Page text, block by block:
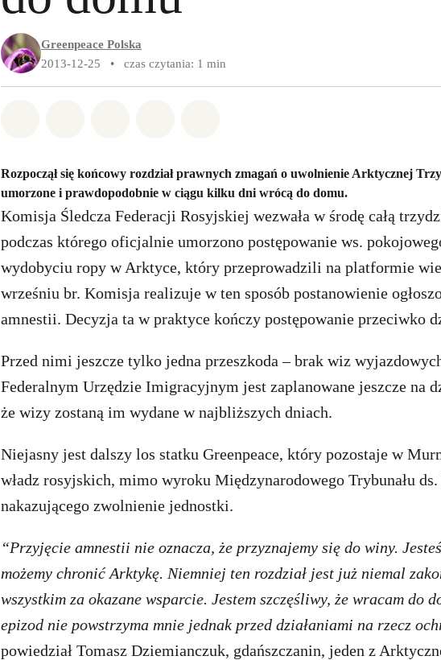
Greenpeace Polska
2013-12-25
• czas czytania: 1 min
Rozpoczął się końcowy rozdział prawnych zmagań o uwolnienie Arktycznej
umorzone i prawdopodobnie w ciągu kilku dni wrócą do domu.
Komisja Śledcza Federacji Rosyjskiej wezwała w środę całą
podczas którego oficjalnie umorzono postępowanie ws.
wydobyciu ropy w Arktyce, który przeprowadzili na platformie
wrześniu br. Komisja realizuje w ten sposób postanowienie
amnestii. Decyzja ta w praktyce kończy postępowanie przeciwko
Przed nimi jeszcze tylko jedna przeszkoda – brak wiz
Federalnym Urzędzie Imigracyjnym jest zaplanowane jeszcze na
że wizy zostaną im wydane w najbliższych dniach.
Niejasny jest dalszy los statku Greenpeace, który pozostaje w
władz rosyjskich, mimo wyroku Międzynarodowego Trybunału
nakazującego zwolnienie jednostki.
“Przyjęcie amnestii nie oznacza, że przyznajemy się do winy.
możemy chronić Arktykę. Niemniej ten rozdział jest już niemal
wszystkim za okazane wsparcie. Jestem szczęśliwy, że wracam do
epizod nie powstrzyma mnie jednak przed działaniami na rzecz
powiedział Tomasz Dziemianczuk, gdańszczanin, jeden z